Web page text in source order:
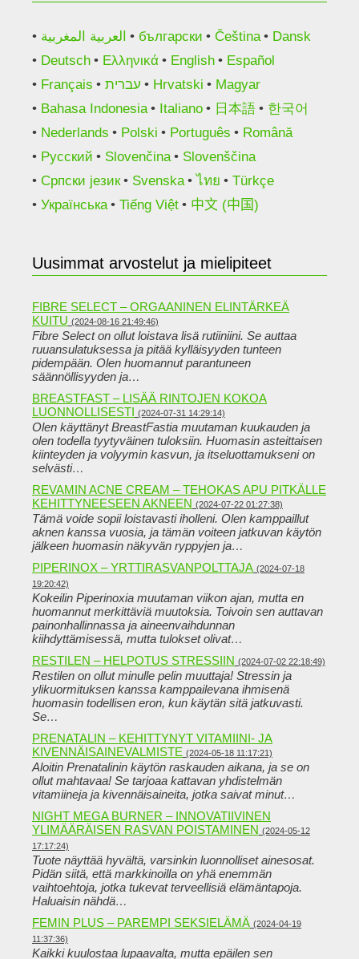
العربية المغربية български Čeština
Dansk
Deutsch
Ελληνικά English
Español
Français
עברית Hrvatski
Magyar
Bahasa Indonesia
Italiano 日本語
한국어
Nederlands
Polski Português
Română
Русский
Slovenčina
Slovenščina
Српски језик
Svenska ไทย
Türkçe
Українська
Tiếng Việt 中文 (中国)
Uusimmat arvostelut ja mielipiteet
FIBRE SELECT – ORGAANINEN ELINTÄRKEÄ
KUITU (2024-08-16 21:49:46)
Fibre Select on ollut loistava lisä rutiiniini. Se auttaa
ruuansulatuksessa ja pitää kylläisyyden tunteen
pidempään. Olen huomannut parantuneen
säännöllisyyden ja…
BREASTFAST – LISÄÄ RINTOJEN KOKOA
LUONNOLLISESTI (2024-07-31 14:29:14)
Olen käyttänyt BreastFastia muutaman kuukauden ja
olen todella tyytyväinen tuloksiin. Huomasin asteittaisen
kiinteyden ja volyymin kasvun, ja itseluottamukseni on
selvästi…
REVAMIN ACNE CREAM – TEHOKAS APU PITKÄLLE
KEHITTYNEESEEN AKNEEN (2024-07-22 01:27:38)
Tämä voide sopii loistavasti iholleni. Olen kamppaillut
aknen kanssa vuosia, ja tämän voiteen jatkuvan käytön
jälkeen huomasin näkyvän ryppyjen ja…
PIPERINOX – YRTTIRASVANPOLTTAJA (2024-07-18
19:20:42)
Kokeilin Piperinoxia muutaman viikon ajan, mutta en
huomannut merkittäviä muutoksia. Toivoin sen auttavan
painonhallinnassa ja aineenvaihdunnan
kiihdyttämisessä, mutta tulokset olivat…
RESTILEN – HELPOTUS STRESSIIN (2024-07-02 22:18:49)
Restilen on ollut minulle pelin muuttaja! Stressin ja
ylikuormituksen kanssa kamppailevana ihmisenä
huomasin todellisen eron, kun käytän sitä jatkuvasti.
Se…
PRENATALIN – KEHITTYNYT VITAMIINI- JA
KIVENNÄISAINEVALMISTE (2024-05-18 11:17:21)
Aloitin Prenatalinin käytön raskauden aikana, ja se on
ollut mahtavaa! Se tarjoaa kattavan yhdistelmän
vitamiineja ja kivennäisaineita, jotka saivat minut…
NIGHT MEGA BURNER – INNOVATIIVINEN
YLIMÄÄRÄISEN RASVAN POISTAMINEN (2024-05-12
17:17:24)
Tuote näyttää hyvältä, varsinkin luonnolliset ainesosat.
Pidän siitä, että markkinoilla on yhä enemmän
vaihtoehtoja, jotka tukevat terveellisiä elämäntapoja.
Haluaisin nähdä…
FEMIN PLUS – PAREMPI SEKSIELÄMÄ (2024-04-19
11:37:36)
Kaikki kuulostaa lupaavalta, mutta epäilen sen